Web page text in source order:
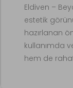
Eldiven –
estetik
hazırlanan
kullanımda
hem de